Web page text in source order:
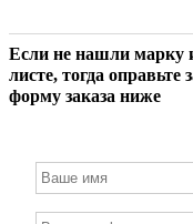
Если не нашли марку
листе, тогда
форму заказа ниже